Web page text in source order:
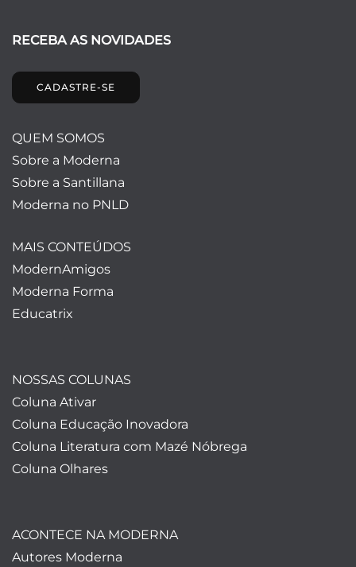
RECEBA AS NOVIDADES
CADASTRE-SE
QUEM SOMOS
Sobre a Moderna
Sobre a Santillana
Moderna no PNLD
MAIS CONTEÚDOS
ModernAmigos
Moderna Forma
Educatrix
NOSSAS COLUNAS
Coluna Ativar
Coluna Educação Inovadora
Coluna Literatura com Mazé Nóbrega
Coluna Olhares
ACONTECE NA MODERNA
Autores Moderna